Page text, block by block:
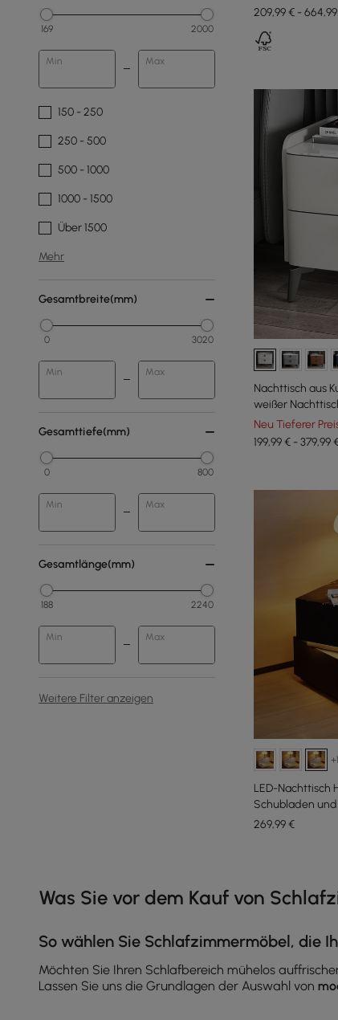
169 2000
Min Max
150 - 250
250 - 500
500 - 1000
1000 - 1500
Über 1500
Mehr
Gesamtbreite(mm)
0 3020
Min Max
Gesamttiefe(mm)
0 800
Min Max
Gesamtlänge(mm)
188 2240
Min Max
Weitere Filter anzeigen
209,99 € -
Nachttisch aus
weißer
Neu Tieferer
199,99 € - 379,99
LED-Nachttisch
Schubladen
269,99€
Was Sie vor dem Kauf von
So wählen Sie Schlafzimmermöbel, die
Möchten Sie Ihren Schlafbereich mühelos
Lassen Sie uns die Grundlagen der Auswahl von